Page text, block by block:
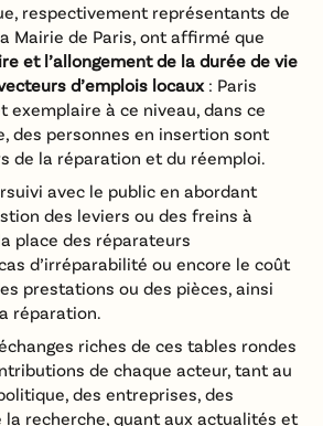
respectivement représentants de
Mairie de Paris, ont affirmé que
et l’allongement de la durée de vie
d’emplois locaux : Paris
exemplaire à ce niveau, dans ce
des personnes en insertion sont
de la réparation et du réemploi.
avec le public en abordant
des leviers ou des freins à
place des réparateurs
d’irréparabilité ou encore le coût
prestations ou des pièces, ainsi
réparation.
riches de ces tables rondes
de chaque acteur, tant au
des entreprises, des
recherche, quant aux actualités et